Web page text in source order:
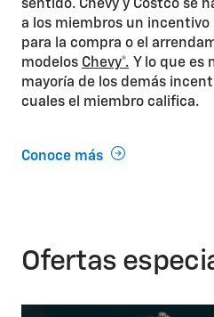
sentido. Chevy y Costco se
a los miembros un
para la compra o el
modelos Chevy*. Y lo que es
mayoría de los demás
cuales el miembro califica.
Conoce más
Ofertas